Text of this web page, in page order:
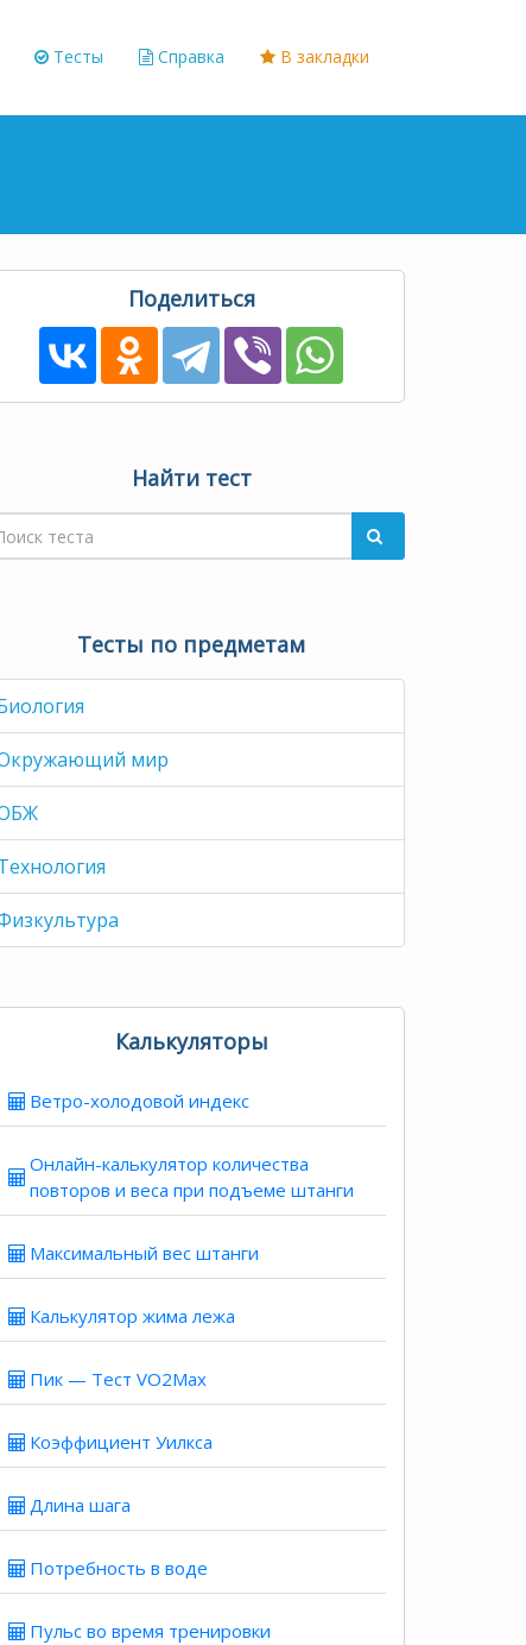
Тесты Справка В закладки
Поделиться
Найти тест
Тесты по предметам
мир
Калькуляторы
Ветро-холодовой индекс
Онлайн-калькулятор количества
повторов и веса при подъеме штанги
Максимальный вес штанги
Калькулятор жима лежа
Пик — Тест VO2Max
Коэффициент Уилкса
Длина шага
Потребность в воде
Пульс во время тренировки